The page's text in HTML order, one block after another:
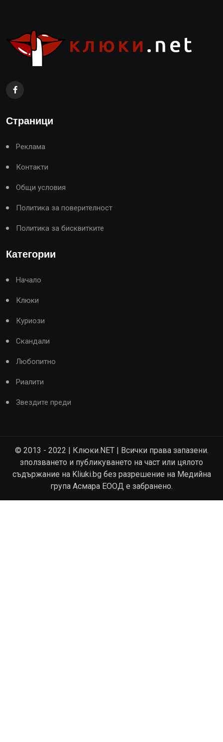
Страници
Реклама
Контакти
Общи условия
Политика за поверителност
Политика за бисквитките
Категории
Начало
Клюки
Куриози
Скандали
Любопитно
Риалити
Звездите преди
© 2013 - 2022 | Клюки.NET | Всички права запазени.
зползването и публикуването на част или цялото
съдържание на Kliuki.bg без разрешение на Медийна
група Асмара ЕООД е забранено.